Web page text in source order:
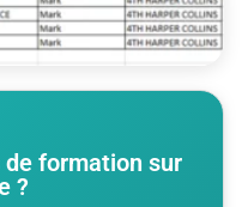
de formation sur
?